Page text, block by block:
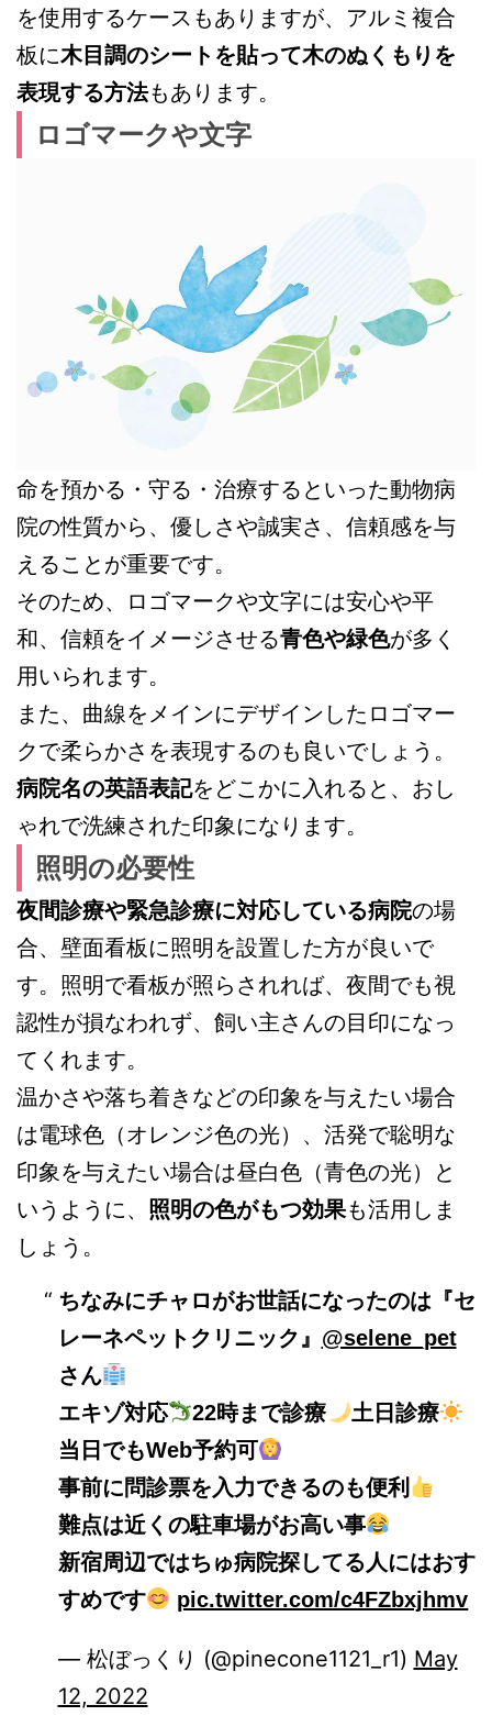
を使用するケースもありますが、アルミ複合
板に木目調のシートを貼って木のぬくもりを
表現する方法もあります。
ロゴマークや文字
命を預かる・守る・治療するといった動物病
院の性質から、優しさや誠実さ、信頼感を与
えることが重要です。
そのため、ロゴマークや文字には安心や平
和、信頼をイメージさせる青色や緑色が多く
用いられます。
また、曲線をメインにデザインしたロゴマー
クで柔らかさを表現するのも良いでしょう。
病院名の英語表記をどこかに入れると、おし
ゃれで洗練された印象になります。
照明の必要性
夜間診療や緊急診療に対応している病院の場
合、壁面看板に照明を設置した方が良いで
す。照明で看板が照らされれば、夜間でも視
認性が損なわれず、飼い主さんの目印になっ
てくれます。
温かさや落ち着きなどの印象を与えたい場合
は電球色（オレンジ色の光）、活発で聡明な
印象を与えたい場合は昼白色（青色の光）と
いうように、 照明の色がもつ効果も活用しま
しょう。
ちなみにチャロがお世話になったのは『セ
レーネペットクリニック』 @selene_pet
さん
エキゾ対応
22時まで診療
土日診療
当日でもWeb予約可
事前に問診票を入力できるのも便利
難点は近くの駐車場がお高い事
新宿周辺ではちゅ病院探してる人にはおす
すめです
pic.twitter.com/c4FZbxjhmv
— 松ぼっくり (@pinecone1121_r1) May
12, 2022